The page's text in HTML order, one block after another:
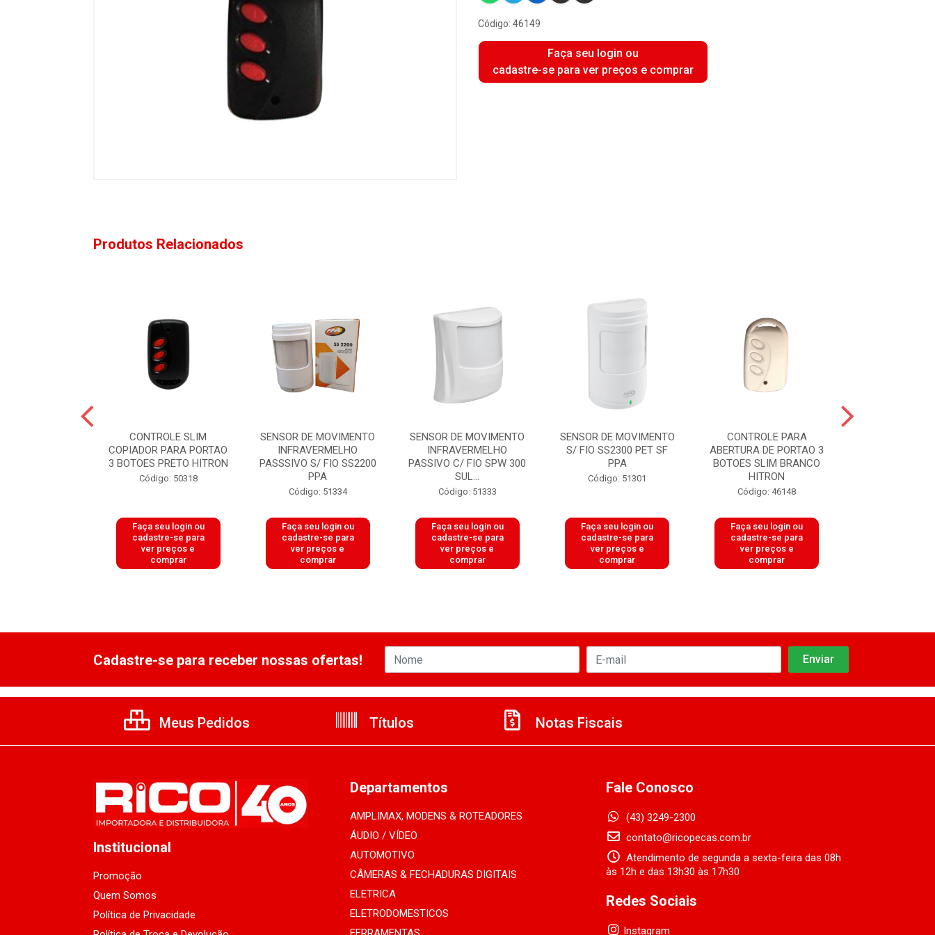
Código: 46149
Faça seu login ou
cadastre-se para ver preços e comprar
Produtos Relacionados
CONTROLE SLIM
COPIADOR PARA PORTAO
3 BOTOES PRETO HITRON
Código: 50318
Faça seu login ou
cadastre-se para
ver preços e
comprar
SENSOR DE MOVIMENTO
INFRAVERMELHO
PASSSIVO S/ FIO SS2200
PPA
Código: 51334
Faça seu login ou
cadastre-se para
ver preços e
comprar
SENSOR DE MOVIMENTO
INFRAVERMELHO
PASSIVO C/ FIO SPW 300
SUL...
Código: 51333
Faça seu login ou
cadastre-se para
ver preços e
comprar
SENSOR DE MOVIMENTO
S/ FIO SS2300 PET SF
PPA
Código: 51301
Faça seu login ou
cadastre-se para
ver preços e
comprar
CONTROLE PARA
ABERTURA DE PORTAO 3
BOTOES SLIM BRANCO
HITRON
Código: 46148
Faça seu login ou
cadastre-se para
ver preços e
comprar
Cadastre-se para receber nossas ofertas!
Meus Pedidos Títulos Notas Fiscais
Institucional
Promoção
Quem Somos
Política de Privacidade
Departamentos
AMPLIMAX, MODENS & ROTEADORES
ÁUDIO / VÍDEO
AUTOMOTIVO
CÂMERAS & FECHADURAS DIGITAIS
ELETRICA
ELETRODOMESTICOS
Fale Conosco
(43) 3249-2300
contato@ricopecas.com.br
Atendimento de segunda a sexta-feira das 08h
às 12h e das 13h30 às 17h30
Redes Sociais
Instagram